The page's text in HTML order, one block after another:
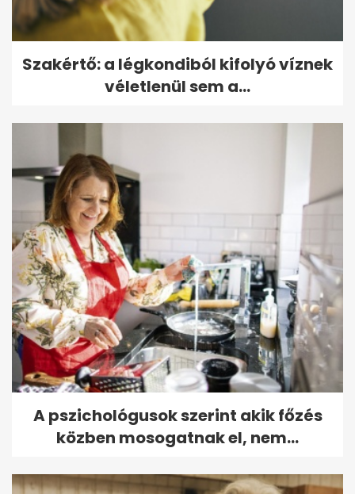
Szakértő: a légkondiból kifolyó víznek
véletlenül sem a...
A pszichológusok szerint akik főzés
közben mosogatnak el, nem...